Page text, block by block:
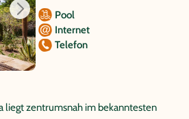
Pool
Internet
Telefon
liegt zentrumsnah im bekanntesten